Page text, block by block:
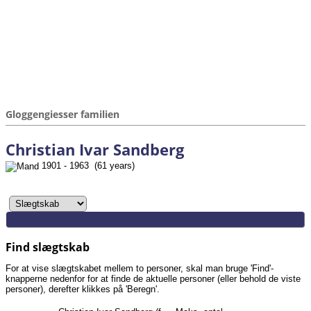
Gloggengiesser familien
Christian Ivar Sandberg
1901 - 1963 (61 years)
Find slægtskab
For at vise slægtskabet mellem to personer, skal man bruge 'Find'-
knapperne nedenfor for at finde de aktuelle personer (eller behold de viste
personer), derefter klikkes på 'Beregn'.